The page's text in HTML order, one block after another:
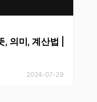
의미, 계산법 |
2024-07-29